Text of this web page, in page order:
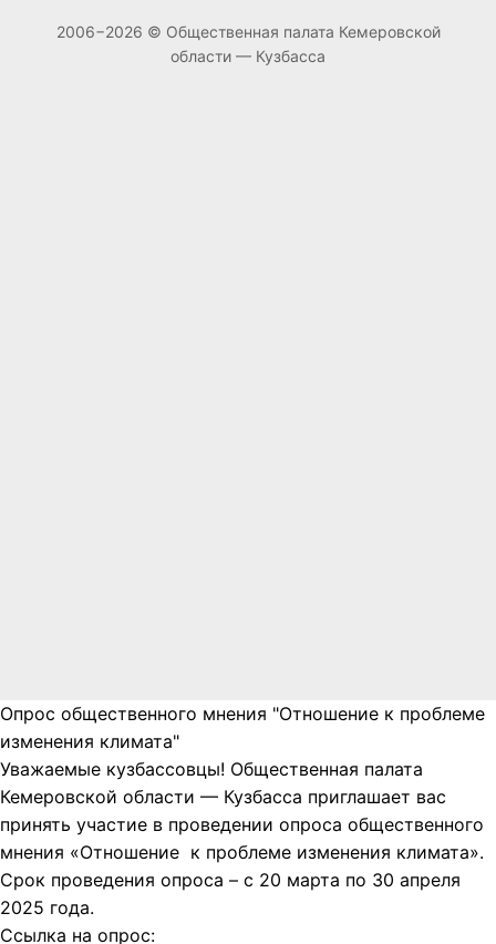
2006−2026 © Общественная палата Кемеровской
области — Кузбасса
Опрос общественного мнения "Отношение к проблеме
изменения климата"
Уважаемые кузбассовцы! Общественная палата
Кемеровской области — Кузбасса приглашает вас
принять участие в проведении опроса общественного
мнения «Отношение к проблеме изменения климата».
Срок проведения опроса – с 20 марта по 30 апреля
2025 года.
Ссылка на опрос: